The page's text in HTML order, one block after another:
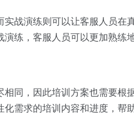
实战演练则可以让客服人员在
演练，客服人员可以更加熟练
相同，因此培训方案也需要根
需求的培训内容和进度，帮